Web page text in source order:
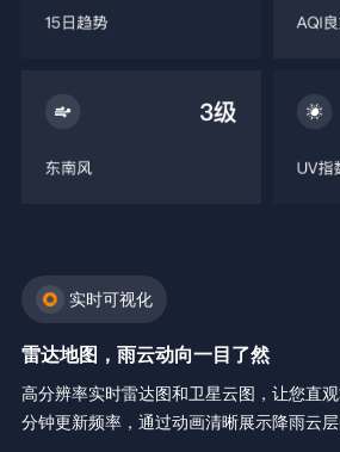
实时可视化
雷达地图，雨云动向一目了然
高分辨率实时雷达图和卫星云图，让您直
分钟更新频率，通过动画清晰展示降雨云